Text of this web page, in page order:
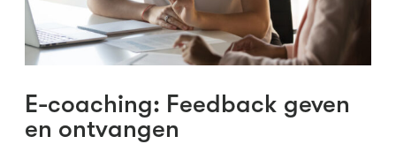
E-coaching: Feedback geven
en ontvangen